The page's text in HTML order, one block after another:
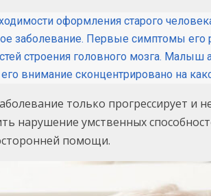
оформления старого
заболевание. Первые симптомы
строения головного мозга. Малыш
внимание сконцентрировано на
только прогрессирует
нарушение умственных
помощи.